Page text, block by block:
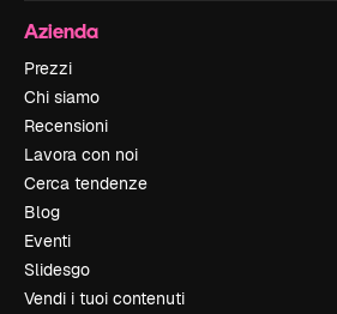
Azienda
Prezzi
Chi siamo
Recensioni
Lavora con noi
Cerca tendenze
Blog
Eventi
Slidesgo
Vendi i tuoi contenuti